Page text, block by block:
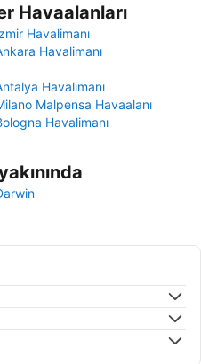
Havaalanları
Havalimanı
Havalimanı
Havalimanı
Malpensa Havaalanı
Havalimanı